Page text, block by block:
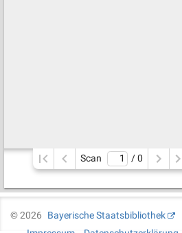
Scan / 0
©2026
Bayerische Staatsbibliothek